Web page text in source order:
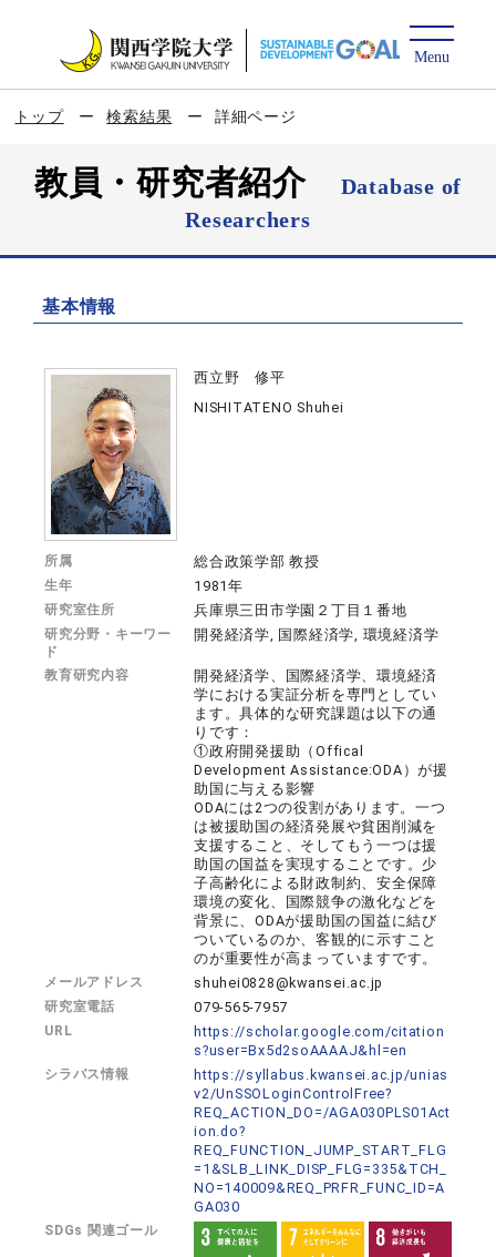
トップ 検索結果 詳細ページ
教員・研究者紹介
Database of
Researchers
基本情報
西立野 修平
NISHITATENO Shuhei
所属 総合政策学部 教授
生年 1981年
研究室住所 兵庫県三田市学園２丁目１番地
研究分野・キーワー
ド
開発経済学, 国際経済学, 環境経済学
教育研究内容
開発経済学、国際経済学、環境経済
学における実証分析を専門としてい
ます。具体的な研究課題は以下の通
りです：
①政府開発援助（Offical
Development Assistance:ODA）が援
助国に与える影響
ODAには2つの役割があります。一つ
は被援助国の経済発展や貧困削減を
支援すること、そしてもう一つは援
助国の国益を実現することです。少
子高齢化による財政制約、安全保障
環境の変化、国際競争の激化などを
背景に、ODAが援助国の国益に結び
ついているのか、客観的に示すこと
のが重要性が高まっていますです。
メールアドレス shuhei0828@kwansei.ac.jp
研究室電話 079-565-7957
URL
https://scholar.google.com/citation
s?user=Bx5d2soAAAAJ&hl=en
シラバス情報
https://syllabus.kwansei.ac.jp/unias
v2/UnSSOLoginControlFree?
REQ_ACTION_DO=/AGA030PLS01Act
ion.do?
REQ_FUNCTION_JUMP_START_FLG
=1&SLB_LINK_DISP_FLG=335&TCH_
NO=140009&REQ_PRFR_FUNC_ID=A
GA030
SDGs 関連ゴール